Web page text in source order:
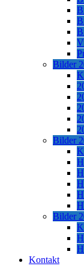
Bilder
Bilder
Bilder
Kontakt